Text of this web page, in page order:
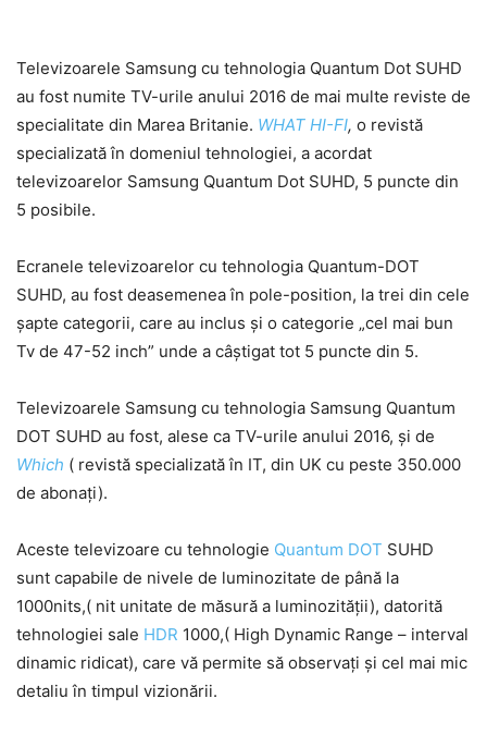
Televizoarele Samsung cu tehnologia Quantum Dot SUHD
au fost numite TV-urile anului 2016 de mai multe reviste de
specialitate din Marea Britanie. WHAT HI-FI, o revistă
specializată în domeniul tehnologiei, a acordat
televizoarelor Samsung Quantum Dot SUHD, 5 puncte din
5 posibile.
Ecranele televizoarelor cu tehnologia Quantum-DOT
SUHD, au fost deasemenea în pole-position, la trei din cele
șapte categorii, care au inclus și o categorie „cel mai bun
Tv de 47-52 inch” unde a câștigat tot 5 puncte din 5.
Televizoarele Samsung cu tehnologia Samsung Quantum
DOT SUHD au fost, alese ca TV-urile anului 2016, și de
Which ( revistă specializată în IT, din UK cu peste 350.000
de abonați).
Aceste televizoare cu tehnologie Quantum DOT SUHD
sunt capabile de nivele de luminozitate de până la
1000nits,( nit unitate de măsură a luminozității), datorită
tehnologiei sale HDR 1000,( High Dynamic Range – interval
dinamic ridicat), care vă permite să observați și cel mai mic
detaliu în timpul vizionării.